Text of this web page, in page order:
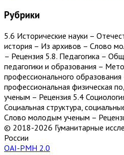
Рубрики
5.6 Исторические науки –
история – Из архивов – Слово
– Рецензия 5.8. Педагогика –
педагогики и образования –
профессионального образования
профессиональная физическая
ученым – Рецензия 5.4
Социальная структура,
Слово молодым ученым –
© 2018-2026 Гуманитарные
России
OAI-PMH 2.0